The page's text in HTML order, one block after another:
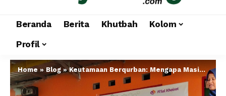
Beranda Berita Khutbah
Kolom
Profil
Home »Blog »Keutamaan Berqurban: Mengapa Masih Mencari Alasan di Saat Mampu